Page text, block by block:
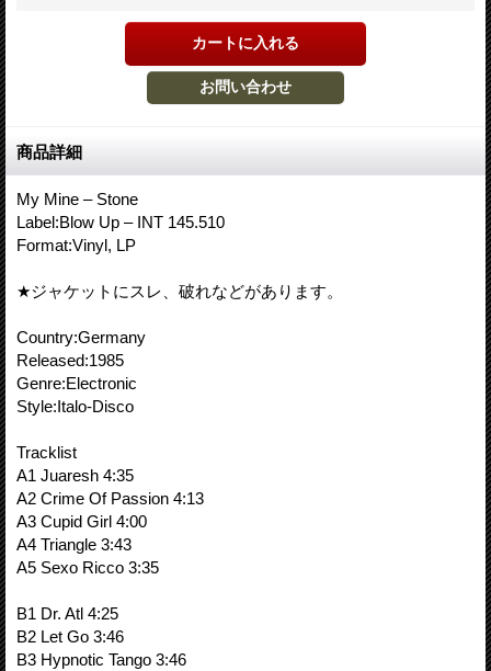
商品詳細
My Mine – Stone
Label:Blow Up – INT 145.510
Format:Vinyl, LP
★ジャケットにスレ、破れなどがあります。
Country:Germany
Released:1985
Genre:Electronic
Style:Italo-Disco
Tracklist
A1 Juaresh 4:35
A2 Crime Of Passion 4:13
A3 Cupid Girl 4:00
A4 Triangle 3:43
A5 Sexo Ricco 3:35
B1 Dr. Atl 4:25
B2 Let Go 3:46
B3 Hypnotic Tango 3:46